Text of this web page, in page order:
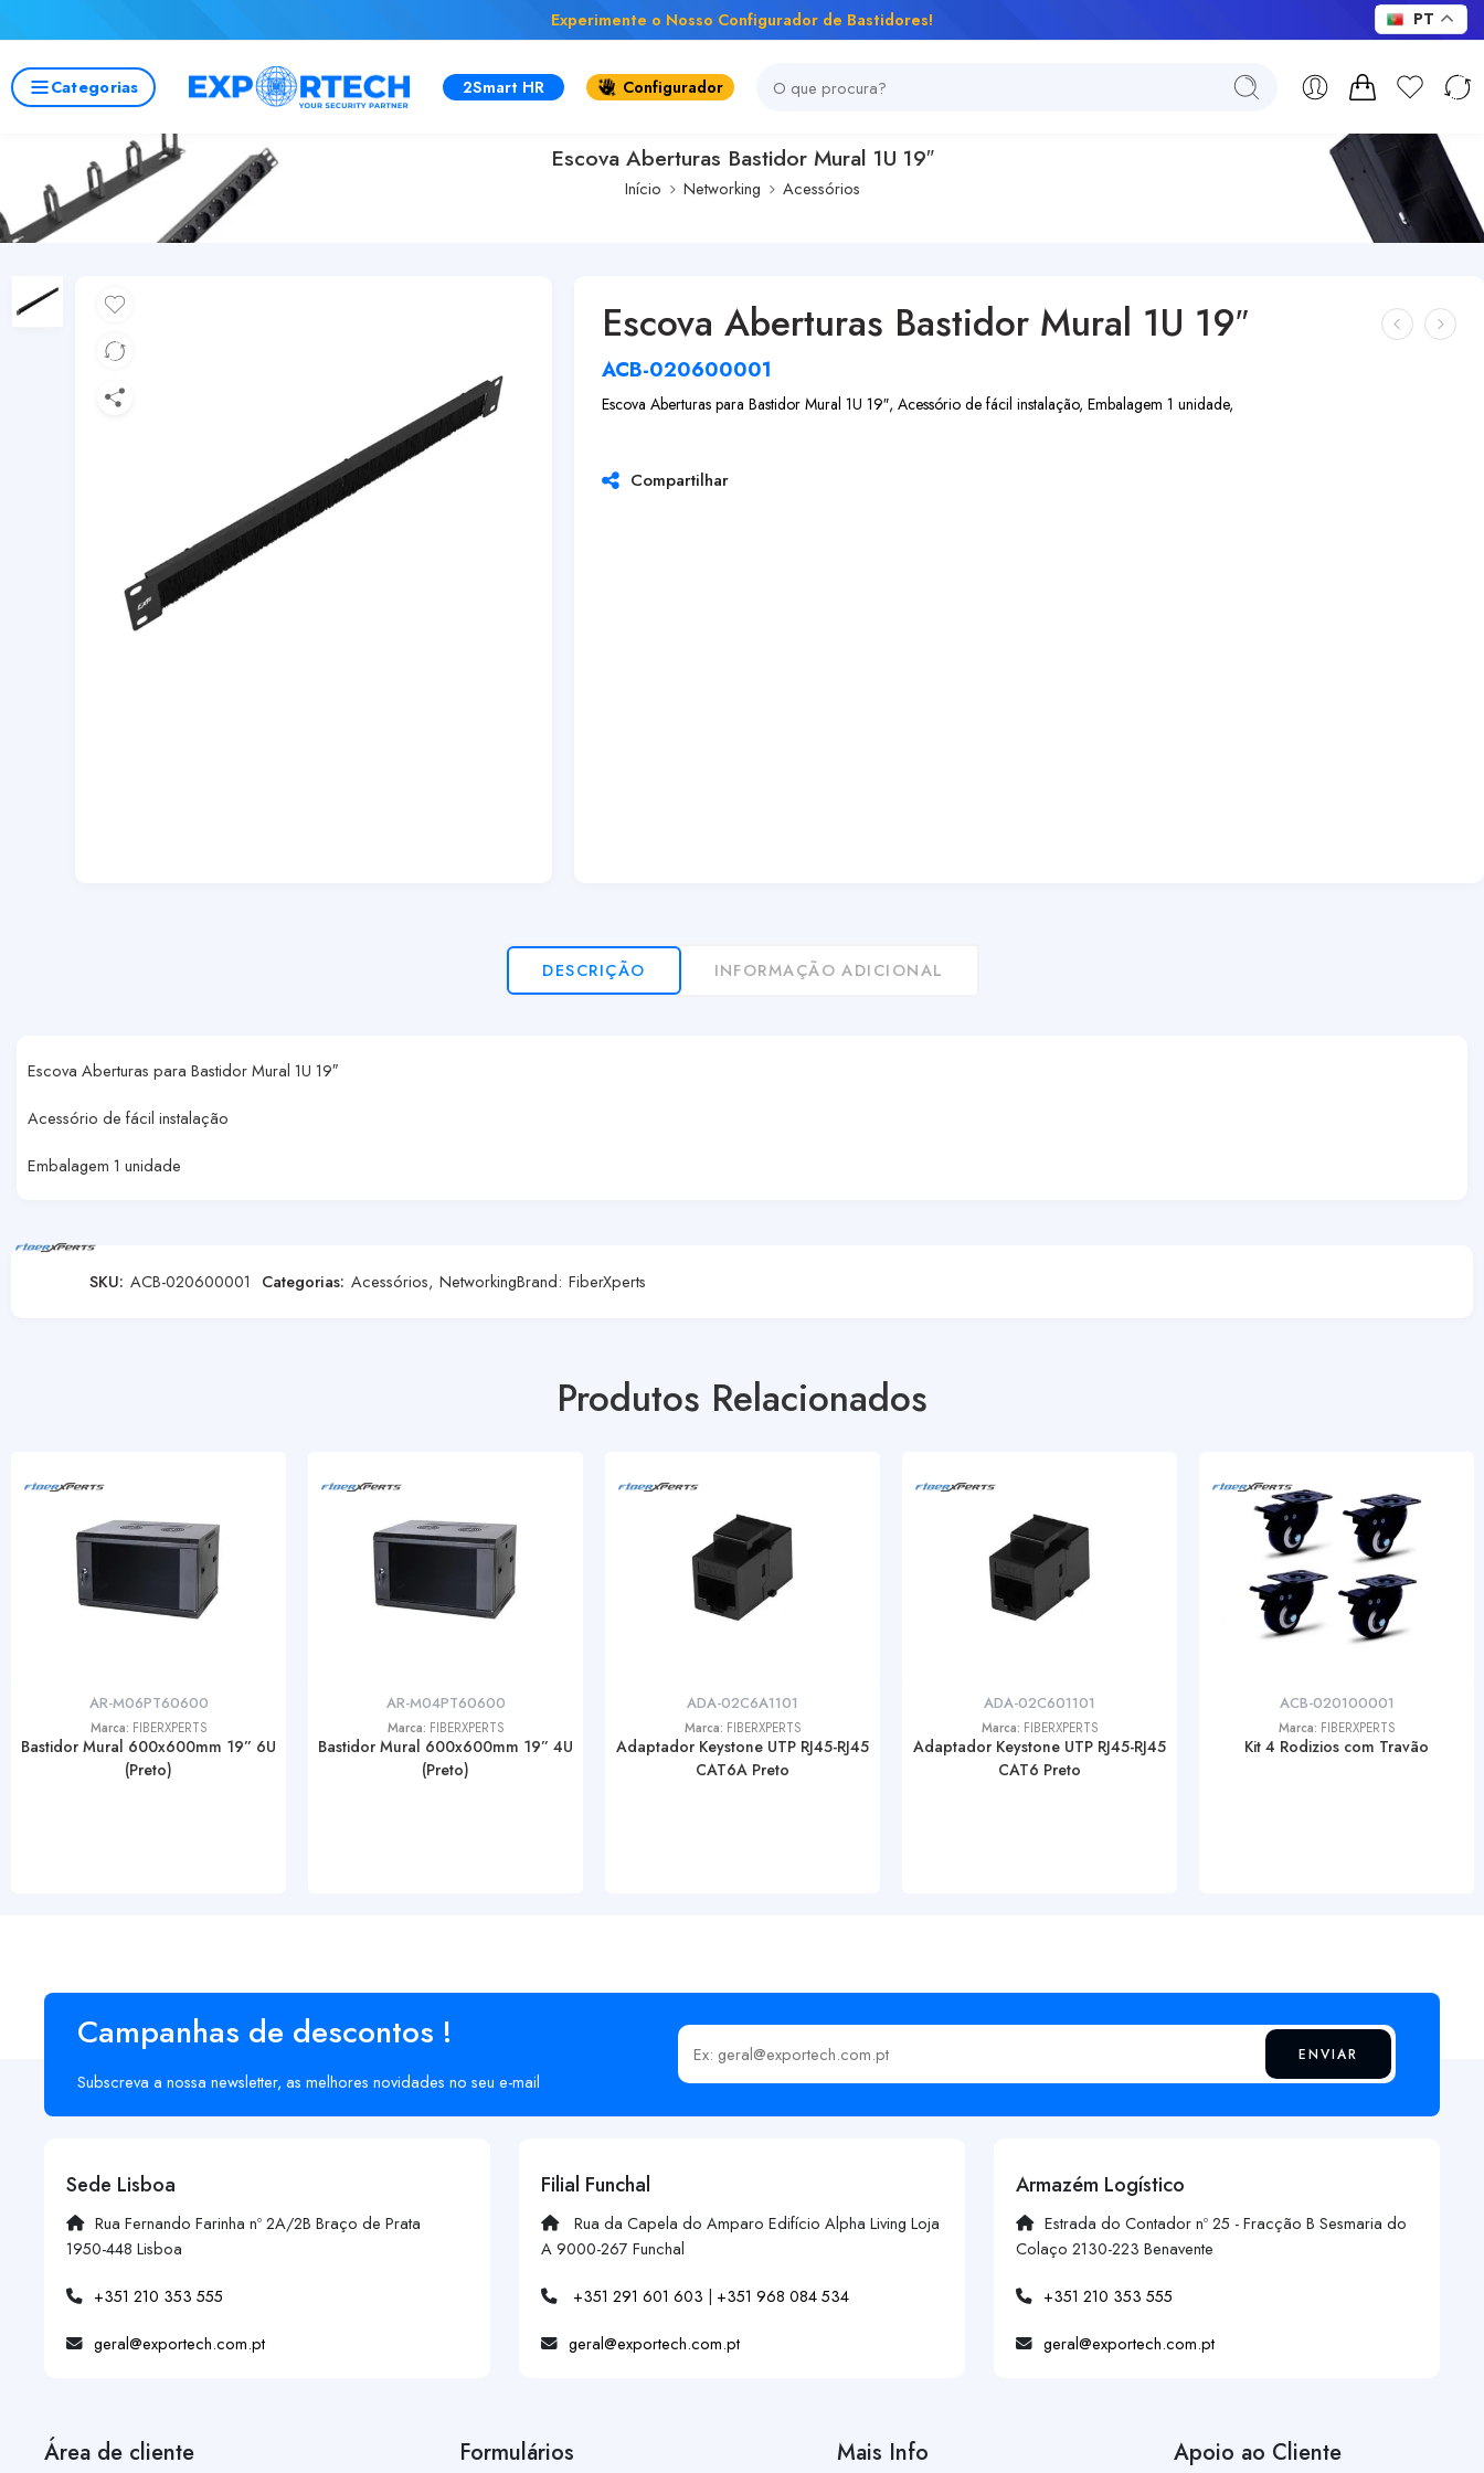
Experimente o Nosso Configurador de Bastidores!
Categorias 2Smart HR Configurador
Escova Aberturas Bastidor Mural 1U 19″
Início Networking Acessórios
Escova Aberturas Bastidor Mural 1U 19″
ACB-020600001
Escova Aberturas para Bastidor Mural 1U 19″, Acessório de fácil instalação, Embalagem 1 unidade,
Compartilhar
DESCRIÇÃO INFORMAÇÃO ADICIONAL
Escova Aberturas para Bastidor Mural 1U 19″
Acessório de fácil instalação
Embalagem 1 unidade
SKU: ACB-020600001 Categorias: Acessórios, NetworkingBrand: FiberXperts
Produtos Relacionados
AR-M06PT60600
Marca: FIBERXPERTS
Bastidor Mural 600x600mm 19” 6U
(Preto)
AR-M04PT60600
Marca: FIBERXPERTS
Bastidor Mural 600x600mm 19” 4U
(Preto)
ADA-02C6A1101
Marca: FIBERXPERTS
Adaptador Keystone UTP RJ45-RJ45
CAT6A Preto
ADA-02C601101
Marca: FIBERXPERTS
Adaptador Keystone UTP RJ45-RJ45
CAT6 Preto
ACB-020100001
Marca: FIBERXPERTS
Kit 4 Rodizios com Travão
Campanhas de descontos !
Subscreva a nossa newsletter, as melhores novidades no seu e-mail
Insira o seu email ENVIAR
Sede Lisboa
Rua Fernando Farinha nº 2A/2B Braço de Prata
1950-448 Lisboa
+351 210 353 555
geral@exportech.com.pt
Filial Funchal
Rua da Capela do Amparo Edifício Alpha Living Loja
A 9000-267 Funchal
+351 291 601 603 | +351 968 084 534
geral@exportech.com.pt
Armazém Logístico
Estrada do Contador nº 25 - Fracção B Sesmaria do
Colaço 2130-223 Benavente
+351 210 353 555
geral@exportech.com.pt
Área de cliente Formulários Mais Info Apoio ao Cliente
PT